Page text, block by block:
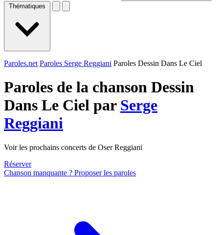
Thématiques
Paroles.net Paroles Serge Reggiani Paroles Dessin Dans Le Ciel
Paroles de la chanson Dessin
Dans Le Ciel par Serge
Reggiani
Voir les prochains concerts de Oser Reggiani
Réserver
Chanson manquante ? Proposer les paroles